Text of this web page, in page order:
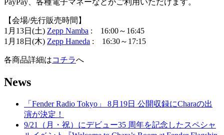
【会場/先行販売時間】
1月13日(土) Zepp Namba : 16:00～16:45
1月18日(木) Zepp Haneda : 16:30～17:15
各商品詳細はコチラへ
News
「Fender Radio Tokyo」 8月19日 公開収録にCharaの出
演が決定！
9/21（月・祝）にデビュー35 周年を記念したスペシャ